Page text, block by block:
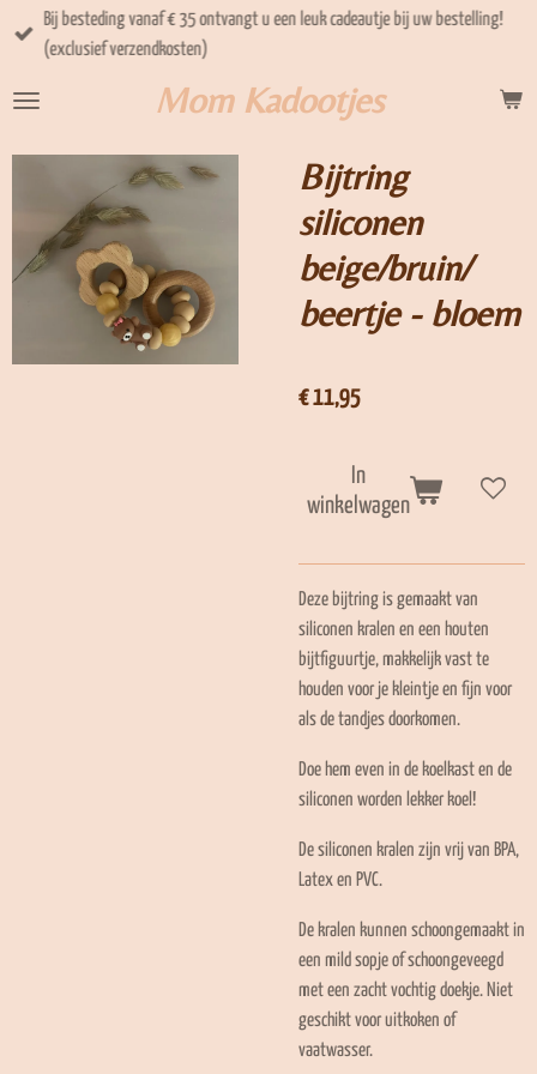
Ga
direct
de
Mom Kadootjes
Bij besteding vanaf € 35 ontvangt u een leuk cadeautje bij uw bestelling!
(exclusief verzendkosten)
Bijtring
siliconen
beige/bruin/
beertje - bloem
€ 11,95
In
winkelwagen
Deze bijtring is gemaakt van
siliconen kralen en een houten
bijtfiguurtje, makkelijk vast te
houden voor je kleintje en fijn voor
als de tandjes doorkomen.
Doe hem even in de koelkast en de
siliconen worden lekker koel!
De siliconen kralen zijn vrij van BPA,
Latex en PVC.
De kralen kunnen schoongemaakt in
een mild sopje of schoongeveegd
met een zacht vochtig doekje. Niet
geschikt voor uitkoken of
vaatwasser.